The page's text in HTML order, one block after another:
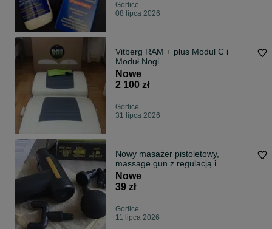
Gorlice
08 lipca 2026
Vitberg RAM + plus Modul C i
Moduł Nogi
Nowe
2 100 zł
Gorlice
31 lipca 2026
Nowy masażer pistoletowy,
massage gun z regulacją i
końcówkami
Nowe
39 zł
Gorlice
11 lipca 2026